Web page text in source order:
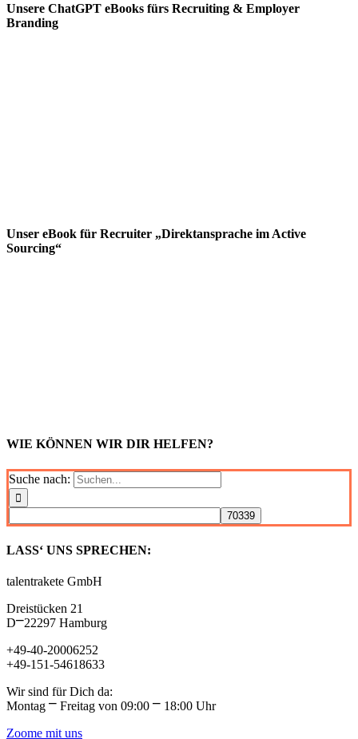
Unsere ChatGPT eBooks fürs Recruiting & Employer
Branding
Unser eBook für Recruiter „Direktansprache im Active
Sourcing“
WIE KÖNNEN WIR DIR HELFEN?
Suche nach:
LASS‘ UNS SPRECHEN:
talentrakete GmbH
Dreistücken 21
D⎻22297 Hamburg
+49-40-20006252
+49-151-54618633
Wir sind für Dich da:
Montag ⎻ Freitag von 09:00 ⎻ 18:00 Uhr
Zoome mit uns